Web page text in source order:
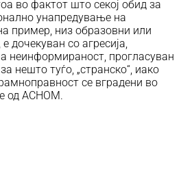
во фактот што секој обид за
унапредување на
пример, низ образовни или
дочекуван со агресија,
неинформираност, прогласуван
нешто туѓо, „странско“, иако
се вградени во
од АСНОМ.